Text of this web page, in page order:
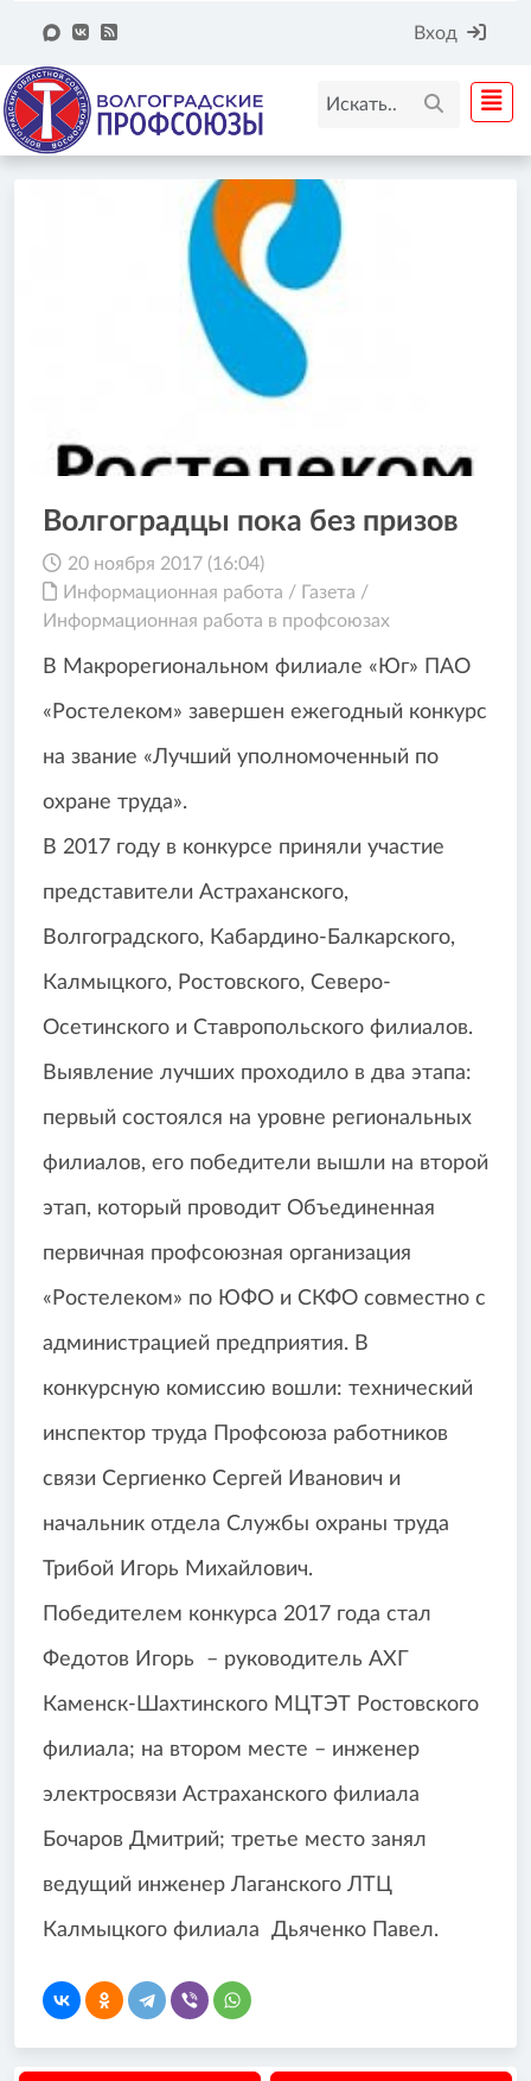
Вход
Волгоградцы пока без призов
20 ноября 2017 (16:04)
Информационная работа / Газета /
Информационная работа в профсоюзах
В Макрорегиональном филиале «Юг» ПАО
«Ростелеком» завершен ежегодный конкурс
на звание «Лучший уполномоченный по
охране труда».
В 2017 году в конкурсе приняли участие
представители Астраханского,
Волгоградского, Кабардино-Балкарского,
Калмыцкого, Ростовского, Северо-
Осетинского и Ставропольского филиалов.
Выявление лучших проходило в два этапа:
первый состоялся на уровне региональных
филиалов, его победители вышли на второй
этап, который проводит Объединенная
первичная профсоюзная организация
«Ростелеком» по ЮФО и СКФО совместно с
администрацией предприятия. В
конкурсную комиссию вошли: технический
инспектор труда Профсоюза работников
связи Сергиенко Сергей Иванович и
начальник отдела Службы охраны труда
Трибой Игорь Михайлович.
Победителем конкурса 2017 года стал
Федотов Игорь – руководитель АХГ
Каменск-Шахтинского МЦТЭТ Ростовского
филиала; на втором месте – инженер
электросвязи Астраханского филиала
Бочаров Дмитрий; третье место занял
ведущий инженер Лаганского ЛТЦ
Калмыцкого филиала Дьяченко Павел.